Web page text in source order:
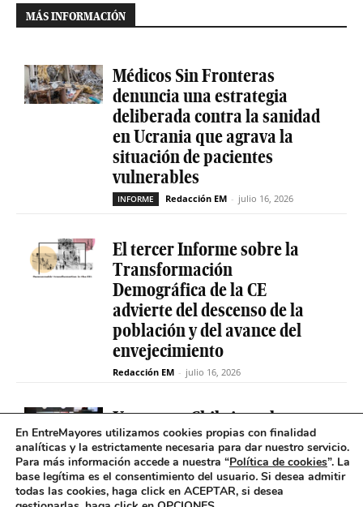
MÁS INFORMACIÓN
Médicos Sin Fronteras
denuncia una estrategia
deliberada contra la sanidad
en Ucrania que agrava la
situación de pacientes
vulnerables
INFORME Redacción EM - julio 16, 2026
El tercer Informe sobre la
Transformación
Demográfica de la CE
advierte del descenso de la
población y del avance del
envejecimiento
Redacción EM - julio 16, 2026
Uruguay y Chile impulsan un
proyecto conjunto para
reducir la brecha digital de
las personas mayores
INCLUSIÓN DIGITAL Redacción EM
En EntreMayores utilizamos cookies propias con finalidad
analíticas y la estrictamente necesaria para dar nuestro servicio.
Para más información accede a nuestra “Política de cookies”. La
base legítima es el consentimiento del usuario. Si desea admitir
todas las cookies, haga click en ACEPTAR, si desea